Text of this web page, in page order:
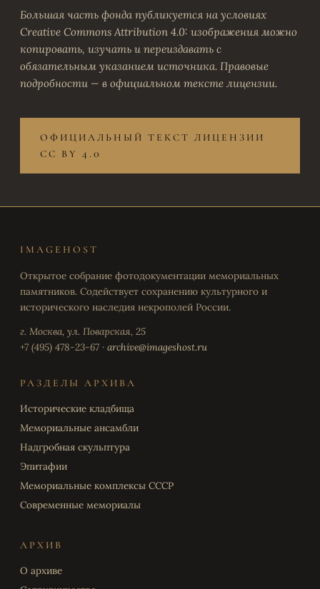
Большая часть фонда публикуется на условиях
Creative Commons Attribution 4.0: изображения можно
копировать, изучать и переиздавать с
обязательным указанием источника. Правовые
подробности — в официальном тексте лицензии.
ОФИЦИАЛЬНЫЙ ТЕКСТ ЛИЦЕНЗИИ
CC BY 4.0
IMAGEHOST
Открытое собрание фотодокументации мемориальных
памятников. Содействует сохранению культурного и
исторического наследия некрополей России.
г. Москва, ул. Поварская, 25
+7 (495) 478-23-67 · archive@imageshost.ru
РАЗДЕЛЫ АРХИВА
Исторические кладбища
Мемориальные ансамбли
Надгробная скульптура
Эпитафии
Мемориальные комплексы СССР
Современные мемориалы
АРХИВ
О архиве